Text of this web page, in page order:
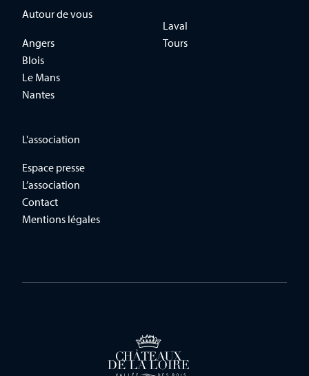
Autour de vous
Angers
Blois
Le Mans
Nantes
Laval
Tours
L'association
Espace presse
L’association
Contact
Mentions légales